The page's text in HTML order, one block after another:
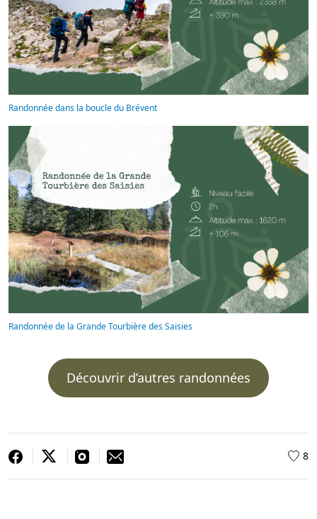
Randonnée dans la boucle du Brévent
Randonnée de la Grande Tourbière des Saisies
Découvrir d’autres randonnées
8